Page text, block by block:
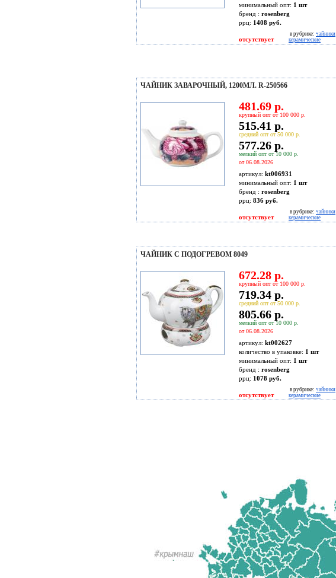
минимальный опт: 1 шт
бренд : rosenberg
ррц: 1408 руб.
отсутствует
в рубрике: чайники
керамические
ЧАЙНИК ЗАВАРОЧНЫЙ, 1200МЛ. R-250566
481.69 р.
крупный опт от 100 000 р.
515.41 р.
средний опт от 50 000 р.
577.26 р.
мелкий опт от 10 000 р.
от 06.08.2026
артикул: kt006931
минимальный опт: 1 шт
бренд : rosenberg
ррц: 836 руб.
отсутствует
в рубрике: чайники
керамические
ЧАЙНИК С ПОДОГРЕВОМ 8049
672.28 р.
крупный опт от 100 000 р.
719.34 р.
средний опт от 50 000 р.
805.66 р.
мелкий опт от 10 000 р.
от 06.08.2026
артикул: kt002627
количество в упаковке: 1 шт
минимальный опт: 1 шт
бренд : rosenberg
ррц: 1078 руб.
отсутствует
в рубрике: чайники
керамические